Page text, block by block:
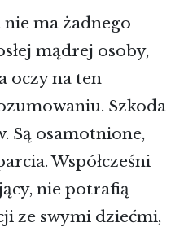
nie ma żadnego
mądrej osoby,
oczy na ten
Szkoda
Są osamotnione,
Współcześni
nie potrafią
ze swymi dziećmi,